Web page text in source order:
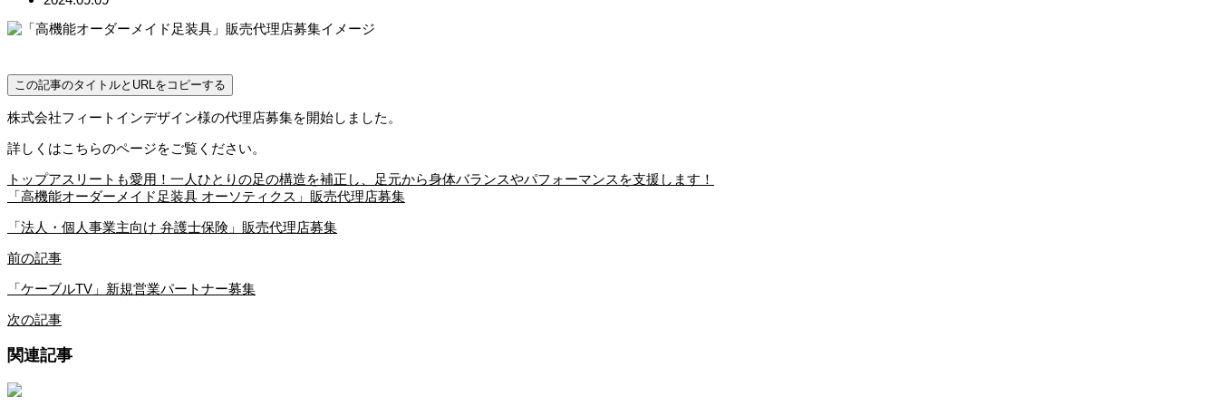
この記事のタイトルとURLをコピーする
株式会社フィートインデザイン様の代理店募集を開始しました。
詳しくはこちらのページをご覧ください。
トップアスリートも愛用！一人ひとりの足の構造を補正し、足元から身体バランスやパフォーマンスを支援します！
「高機能オーダーメイド足装具 オーソティクス」販売代理店募集
「法人・個人事業主向け 弁護士保険」販売代理店募集
前の記事
「ケーブルTV」新規営業パートナー募集
次の記事
関連記事